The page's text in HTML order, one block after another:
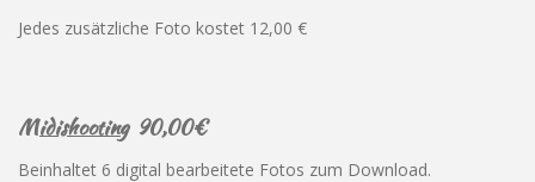
Jedes zusätzliche Foto kostet 12,00 €
Midishooting90,00€
Beinhaltet 6 digital bearbeitete Fotos zum Download.